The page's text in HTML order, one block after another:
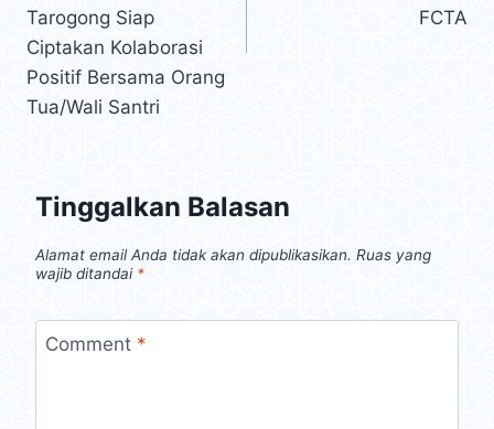
Tarogong Siap
Ciptakan Kolaborasi
Positif Bersama Orang
Tua/Wali Santri
FCTA
Tinggalkan Balasan
Alamat email Anda tidak akan dipublikasikan. Ruas yang
wajib ditandai *
Comment *